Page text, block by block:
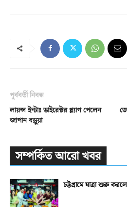
পূর্ববর্তী নিবন্ধ
লায়ন্স ইন্টাঃ ডাইরেক্টর প্ল্যাগ পেলেন
জাপান বড়ুয়া
সম্পর্কিত আরো খবর
চট্টগ্রামে যাত্রা শুরু